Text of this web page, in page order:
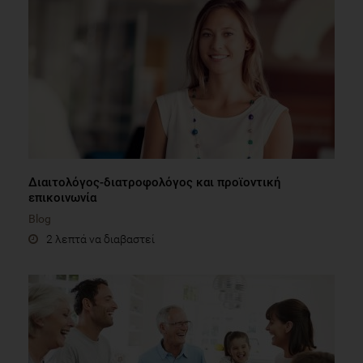
Διαιτολόγος-διατροφολόγος και προϊοντική
επικοινωνία
Blog
2 λεπτά να διαβαστεί